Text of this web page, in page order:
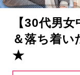
【30代男
＆落ち着い
★